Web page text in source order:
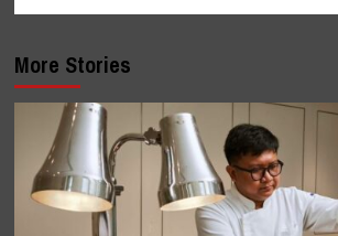
More Stories